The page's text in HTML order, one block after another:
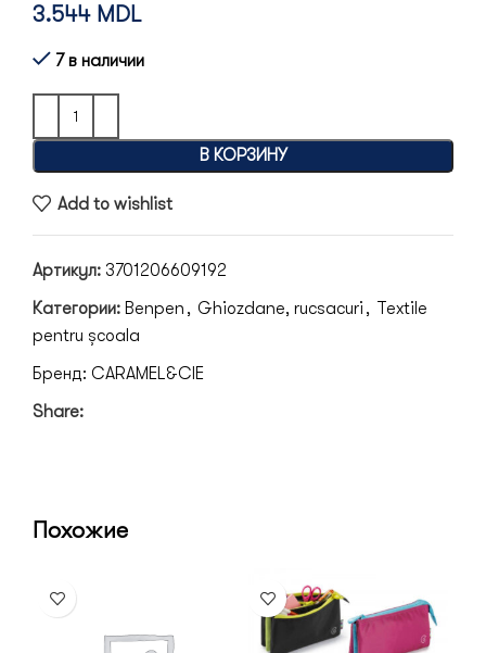
3.544 MDL
7 в наличии
В КОРЗИНУ
Add to wishlist
Артикул: 3701206609192
Категории: Benpen , Ghiozdane, rucsacuri ,
Textile
pentru școala
Бренд: CARAMEL&CIE
Share:
Похожие